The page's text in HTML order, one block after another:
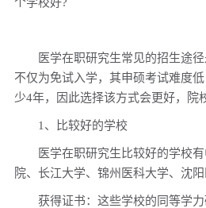
医学在职研究生常见的招生途径
不仅为免试入学，其申硕考试难度
少4年，因此选择该方式会更好，院
1、比较好的学校
医学在职研究生比较好的学校有
院、长江大学、锦州医科大学、沈阳
获得证书：这些学校的同等学力